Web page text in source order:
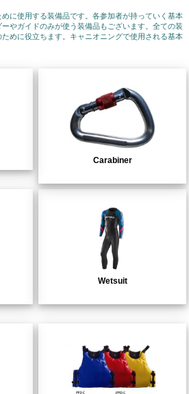
に使用する装備品です。各参加者が持っていく基本
やガイドのみが使う装備品もございます。全ての装
めに役立ちます。キャニオニングで使用される基本
Carabiner
Wetsuit